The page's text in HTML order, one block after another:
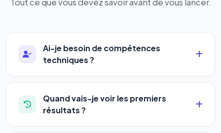
Tout ce que vous devez savoir avant de vous lancer.
Ai-je besoin de compétences
techniques ?
Absolument pas. Notre logiciel a été conçu pour
être accessible àtous les profils: artisans,
commerçants, auto-entrepreneurs, PME ou
Quand vais-je voir les premiers
résultats ?